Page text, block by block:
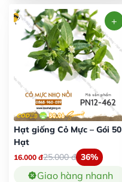
Hạt giống Cỏ Mực – Gói 50
Hạt
16.000 đ25.000đ 36%
Giao hàng nhanh